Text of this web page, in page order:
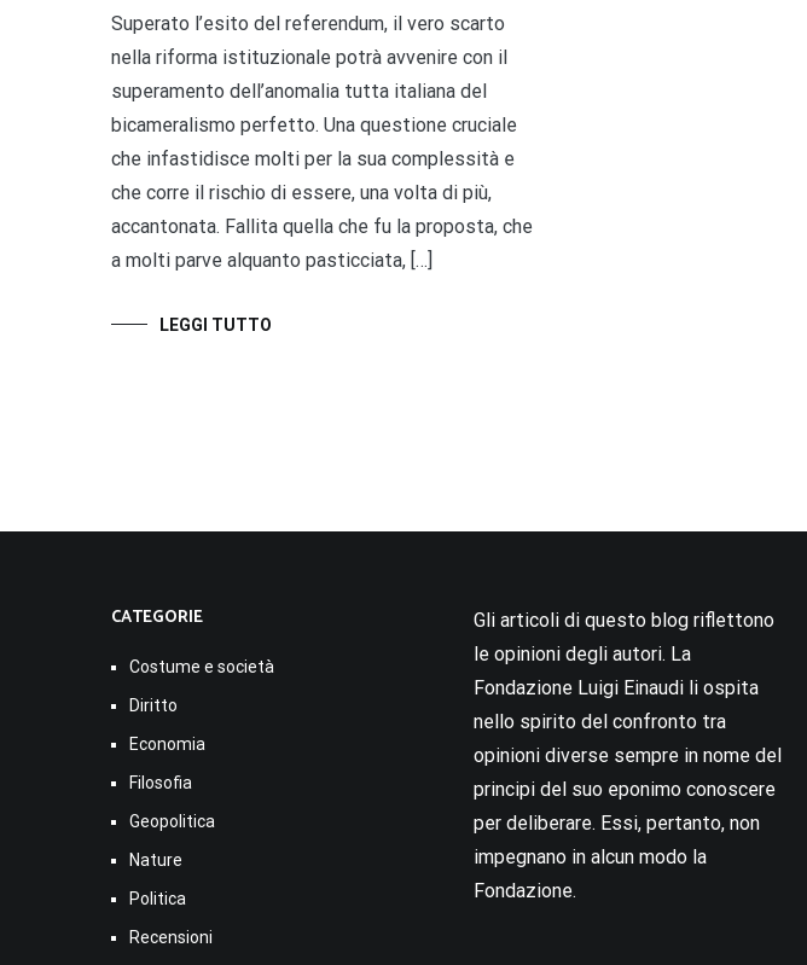
Superato l’esito del referendum, il vero scarto
nella riforma istituzionale potrà avvenire con il
superamento dell’anomalia tutta italiana del
bicameralismo perfetto. Una questione cruciale
che infastidisce molti per la sua complessità e
che corre il rischio di essere, una volta di più,
accantonata. Fallita quella che fu la proposta, che
a molti parve alquanto pasticciata, […]
LEGGI TUTTO
CATEGORIE
Costume e società
Diritto
Economia
Filosofia
Geopolitica
Nature
Politica
Recensioni
Gli articoli di questo blog riflettono
le opinioni degli autori. La
Fondazione Luigi Einaudi li ospita
nello spirito del confronto tra
opinioni diverse sempre in nome del
principi del suo eponimo conoscere
per deliberare. Essi, pertanto, non
impegnano in alcun modo la
Fondazione.